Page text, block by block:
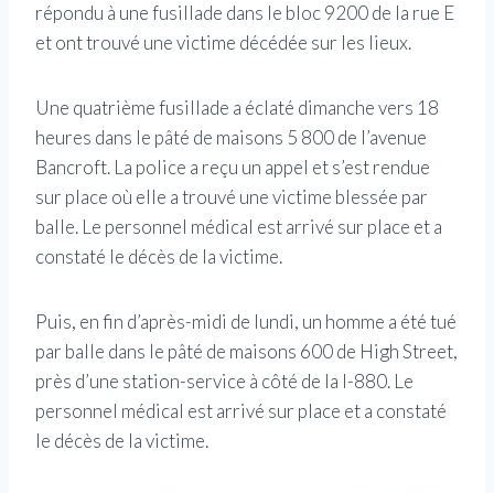
répondu à une fusillade dans le bloc 9200 de la rue E
et ont trouvé une victime décédée sur les lieux.
Une quatrième fusillade a éclaté dimanche vers 18
heures dans le pâté de maisons 5 800 de l’avenue
Bancroft. La police a reçu un appel et s’est rendue
sur place où elle a trouvé une victime blessée par
balle. Le personnel médical est arrivé sur place et a
constaté le décès de la victime.
Puis, en fin d’après-midi de lundi, un homme a été tué
par balle dans le pâté de maisons 600 de High Street,
près d’une station-service à côté de la I-880. Le
personnel médical est arrivé sur place et a constaté
le décès de la victime.